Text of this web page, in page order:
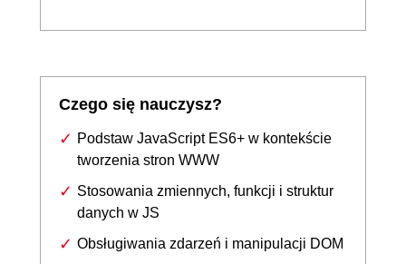
Czego się nauczysz?
Podstaw JavaScript ES6+ w kontekście
tworzenia stron WWW
Stosowania zmiennych, funkcji i struktur
danych w JS
Obsługiwania zdarzeń i manipulacji DOM